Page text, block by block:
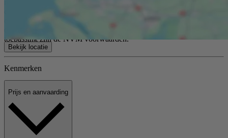
echter geen enkele aansprakelijkheid aanvaard voor enige
onvolledigheid, onjuistheid of anderszins, dan wel de gevolgen
daarvan. Alle opgegeven maten en oppervlakten zijn indicatief. Van
toepassing zijn de NVM voorwaarden.
Bekijk locatie
Kenmerken
Prijs en aanvaarding